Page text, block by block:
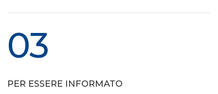
03
PER ESSERE INFORMATO